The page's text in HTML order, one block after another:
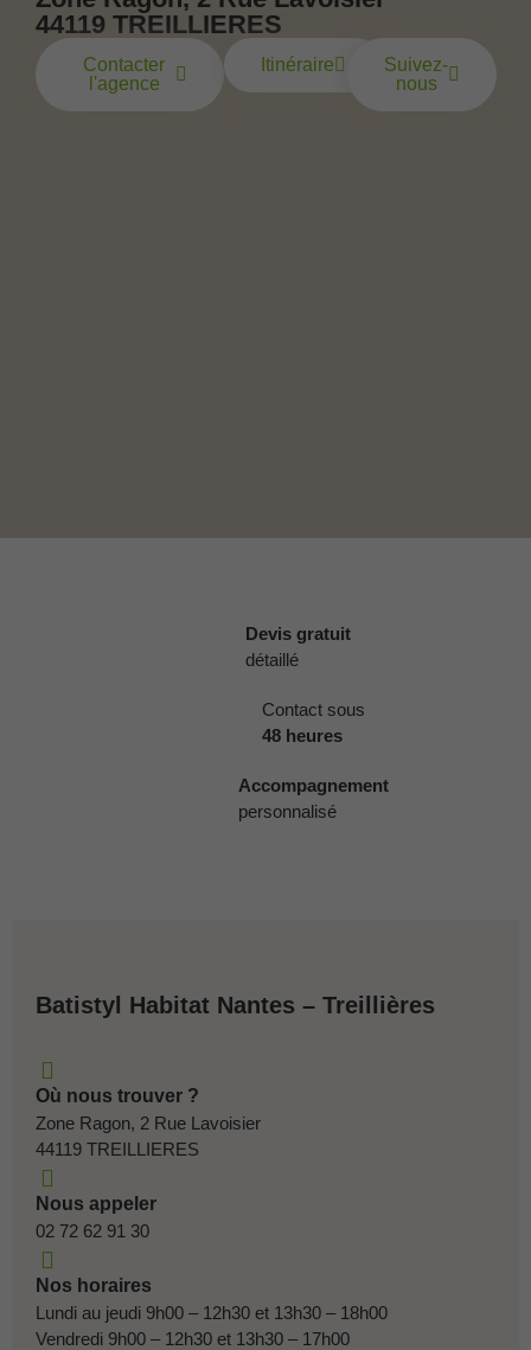
44119 TREILLIERES
Contacter
l'agence
Itinéraire
Suivez-
nous
Devis gratuit
détaillé
Contact sous
48 heures
Accompagnement
personnalisé
Batistyl Habitat Nantes – Treillières
Où nous trouver ?
Zone Ragon, 2 Rue Lavoisier
44119 TREILLIERES
Nous appeler
02 72 62 91 30
Nos horaires
Lundi au jeudi 9h00 – 12h30 et 13h30 – 18h00
Vendredi 9h00 – 12h30 et 13h30 – 17h00